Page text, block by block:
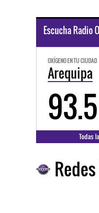
Escucha Radio
OXÍGENO EN TU CIUDAD
Arequipa
93.5
Todas